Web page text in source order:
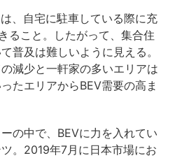
、自宅に駐車している際に充
ること。したがって、集合住
普及は難しいように見える。
減少と一軒家の多いエリアは
たエリアからBEV需要の高ま
の中で、BEVに力を入れてい
。2019年7月に日本市場にお